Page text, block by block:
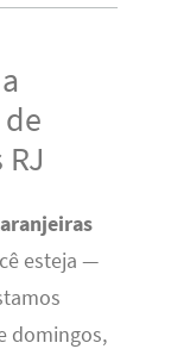
esteja —
domingos,